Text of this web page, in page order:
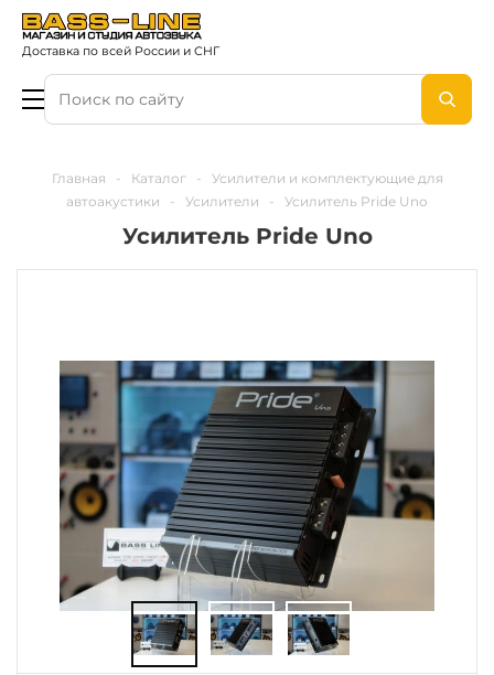
Доставка по всей России и СНГ
Главная - Каталог -
Усилители и комплектующие для
автоакустики
- Усилители - Усилитель Pride Uno
Усилитель Pride Uno